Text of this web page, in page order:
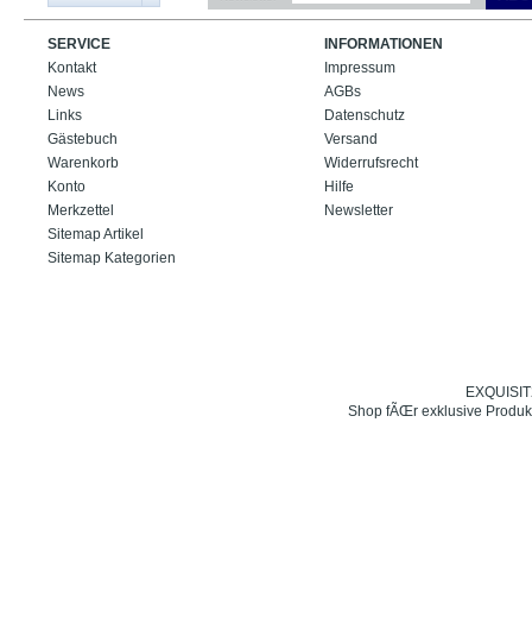
SERVICE
Kontakt
News
Links
Gästebuch
Warenkorb
Konto
Merkzettel
Sitemap Artikel
Sitemap Kategorien
INFORMATIONEN
Impressum
AGBs
Datenschutz
Versand
Widerrufsrecht
Hilfe
Newsletter
Shop fÃŒr exklusive